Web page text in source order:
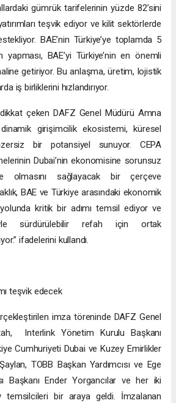
gümrük tarifelerinin yüzde 82’sini
teşvik ediyor ve kilit sektörlerde
BAE’nin Türkiye’ye toplamda 5
yapması, BAE’yi Türkiye’nin en önemli
haline getiriyor. Bu anlaşma, üretim, lojistik
iş birliklerini hızlandırıyor.
çeken DAFZ Genel Müdürü Amna
dinamik girişimcilik ekosistemi, küresel
bir potansiyel sunuyor. CEPA
Dubai’nin ekonomisine sorunsuz
olmasını sağlayacak bir çerçeve
BAE ve Türkiye arasındaki ekonomik
kritik bir adımı temsil ediyor ve
sürdürülebilir refah için ortak
ifadelerini kullandı.
teşvik edecek
imza töreninde DAFZ Genel
Interlink Yönetim Kurulu Başkanı
Cumhuriyeti Dubai ve Kuzey Emirlikler
TOBB Başkan Yardımcısı ve Ege
Başkanı Ender Yorgancılar ve her iki
temsilcileri bir araya geldi. İmzalanan